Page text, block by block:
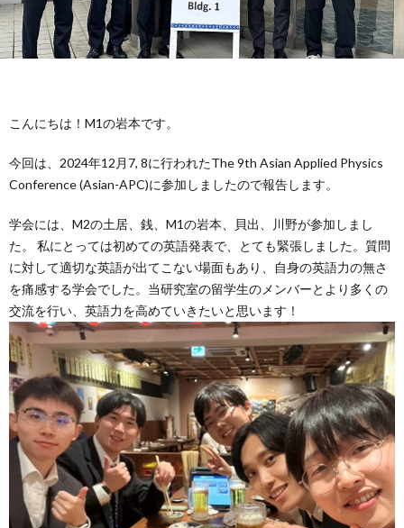
表
賞
外
ス
こんにちは！M1の岩本です。
今回は、2024年12月7, 8に行われたThe 9th Asian Applied Physics
Conference (Asian-APC)に参加しましたので報告します。
学会には、M2の土居、銭、M1の岩本、貝出、川野が参加しまし
た。 私にとっては初めての英語発表で、とても緊張しました。質問
に対して適切な英語が出てこない場面もあり、自身の英語力の無さ
を痛感する学会でした。当研究室の留学生のメンバーとより多くの
交流を行い、英語力を高めていきたいと思います！